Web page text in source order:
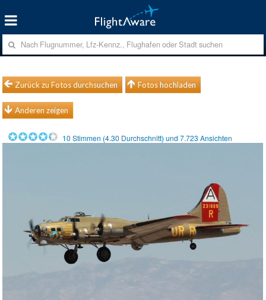
Zurück zu Fotos durchsuchen Fotos hochladen
Anderen zeigen
10 Stimmen (4.30 Durchschnitt) und7.723 Ansichten